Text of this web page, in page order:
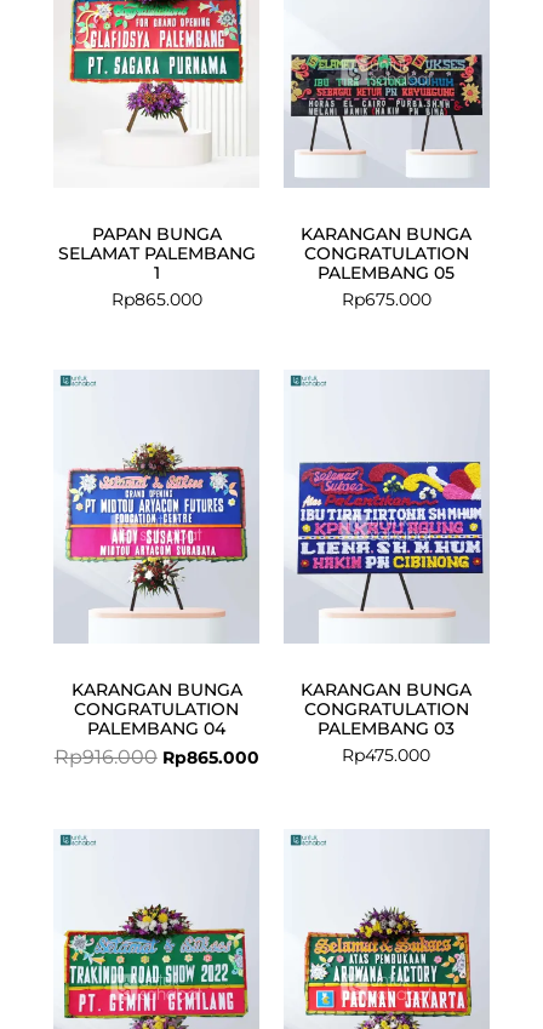
PAPAN BUNGA
SELAMAT PALEMBANG
1
Rp865.000
KARANGAN BUNGA
CONGRATULATION
PALEMBANG 05
Rp675.000
KARANGAN BUNGA
CONGRATULATION
PALEMBANG 04
Rp916.000
Rp916.000.
Rp865.000
Current
Rp865.000.
KARANGAN BUNGA
CONGRATULATION
PALEMBANG 03
Rp475.000